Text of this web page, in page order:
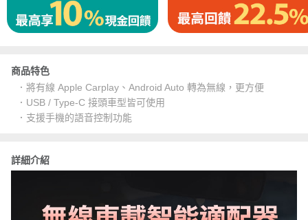
商品特色
．將有線 Apple Carplay、Android Auto 轉為無線，更方便
．USB / Type-C 接頭車型皆可使用
．支援手機的語音控制功能
詳細介紹